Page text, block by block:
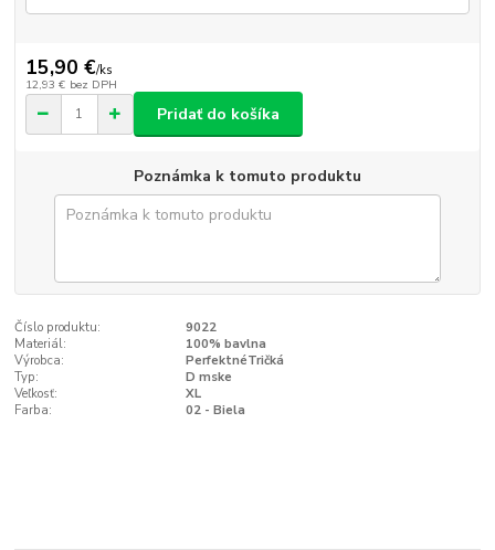
15,90 €/ks
12,93 € bez DPH
Pridať do košíka
Poznámka k tomuto produktu
Číslo produktu:
9022
Materiál:
100% bavlna
Výrobca:
PerfektnéTričká
Typ:
D mske
Veľkosť:
XL
Farba:
02 - Biela